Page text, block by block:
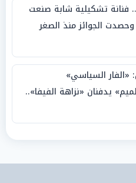
فنانة تشكيلية شابة صنعت
وحصدت الجوائز منذ الصغر
«الفار السياسي»
يدفنان «نزاهة الفيفا»..